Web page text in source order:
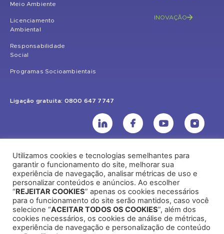
Meio Ambiente
Licenciamento
Ambiental
Responsabilidade
Social
Programas Socioambientais
INOVAÇÃO
Ligação gratuita: 0800 647 7747
UHE Jirau
Rodovia BR-364, KM 824 S/Nº - Distrito de Jaci Paraná – Porto Velho
(RO) – CEP: 76840-000 – Telefone: (69) 2182.8600
Rio de Janeiro (RJ)
Utilizamos cookies e tecnologias semelhantes para
garantir o funcionamento do site, melhorar sua
experiência de navegação, analisar métricas de uso e
personalizar conteúdos e anúncios. Ao escolher
“REJEITAR COOKIES” apenas os cookies necessários
para o funcionamento do site serão mantidos, caso você
selecione “ACEITAR TODOS OS COOKIES”, além dos
cookies necessários, os cookies de análise de métricas,
experiência de navegação e personalização de conteúdo